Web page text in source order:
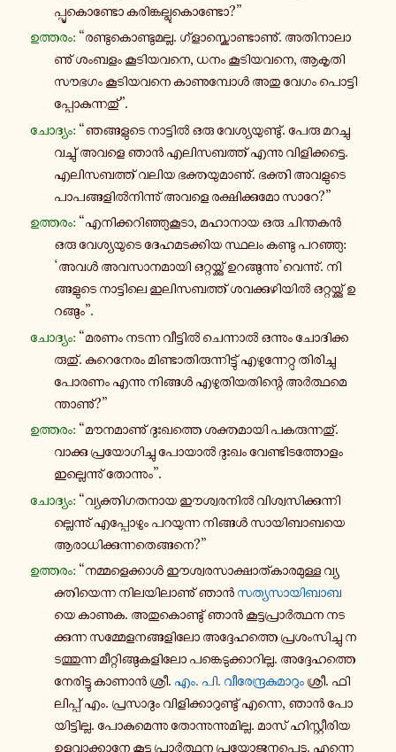
പ്പൂ­കൊ­ണ്ടോ ക­രി­ങ്ക­ല്ലു­കൊ­ണ്ടോ?”
ഉ­ത്ത­രം: “ര­ണ്ടു­കൊ­ണ്ടു­മ­ല്ല. ഗ്ളാ­സ്കൊ­ണ്ടാ­ണു്. അ­തി­നാ­ലാ­
ണു് ശംബളം കൂ­ടി­യ­വ­നെ, ധനം കൂ­ടി­യ­വ­നെ, ആ­കൃ­തി­
സൗ­ഭ­ഗം കൂ­ടി­യ­വ­നെ കാ­ണു­മ്പോൾ അതു വേഗം പൊ­ട്ടി­
പ്പോ­കു­ന്ന­തു്”.
ചോ­ദ്യം: “ഞ­ങ്ങ­ളു­ടെ നാ­ട്ടിൽ ഒരു വേ­ശ്യ­യു­ണ്ടു്. പേരു മ­റ­ച്ചു­
വ­ച്ചു് അവളെ ഞാൻ എ­ലി­സ­ബ­ത്ത് എന്നു വി­ളി­ക്ക­ട്ടെ.
എ­ലി­സ­ബ­ത്ത് വലിയ ഭ­ക്ത­യു­മാ­ണു്. ഭക്തി അ­വ­ളു­ടെ
പാ­പ­ങ്ങ­ളിൽ­നി­ന്നു് അവളെ ര­ക്ഷി­ക്കു­മോ സാറേ?”
ഉ­ത്ത­രം: “എ­നി­ക്ക­റി­ഞ്ഞു­കൂ­ടാ, മ­ഹാ­നാ­യ ഒരു ചി­ന്ത­കൻ
ഒരു വേ­ശ്യ­യു­ടെ ദേ­ഹ­മ­ട­ക്കി­യ സ്ഥലം കണ്ടു പ­റ­ഞ്ഞു:
‘അവൾ അ­വ­സാ­ന­മാ­യി ഒ­റ്റ­യ്ക്കു് ഉ­റ­ങ്ങു­ന്നു’വെ­ന്നു്. നി­
ങ്ങ­ളു­ടെ നാ­ട്ടി­ലെ ഇ­ലി­സ­ബ­ത്ത് ശ­വ­ക്കു­ഴി­യിൽ ഒ­റ്റ­യ്ക്കു് ഉ­
റ­ങ്ങും”.
ചോ­ദ്യം: “മരണം നടന്ന വീ­ട്ടിൽ ചെ­ന്നാൽ ഒ­ന്നും ചോ­ദി­ക്ക­
രു­തു്. കു­റെ­നേ­രം മി­ണ്ടാ­തി­രു­ന്നി­ട്ടു് എ­ഴു­ന്നേ­റ്റു തി­രി­ച്ചു
പോരണം എന്നു നി­ങ്ങൾ എ­ഴു­തി­യ­തി­ന്റെ അർ­ത്ഥ­മെ­
ന്താ­ണു്?”
ഉ­ത്ത­രം: “മൗ­ന­മാ­ണു് ദുഃ­ഖ­ത്തെ ശ­ക്ത­മാ­യി പ­ക­രു­ന്ന­തു്.
വാ­ക്കു പ്ര­യോ­ഗി­ച്ചു പോയാൽ ദുഃഖം വേ­ണ്ടി­ട­ത്തോ­ളം
ഇ­ല്ലെ­ന്നു് തോ­ന്നും”.
ചോ­ദ്യം: “വ്യ­ക്തി­ഗ­ത­നാ­യ ഈ­ശ്വ­ര­നിൽ വി­ശ്വ­സി­ക്കു­ന്നി­
ല്ലെ­ന്നു് എ­പ്പോ­ഴും പ­റ­യു­ന്ന നി­ങ്ങൾ സാ­യി­ബാ­ബ­യെ
ആ­രാ­ധി­ക്കു­ന്ന­തെ­ങ്ങ­നെ?”
ഉ­ത്ത­രം: “ന­മ്മ­ളെ­ക്കാൾ ഈ­ശ്വ­ര­സാ­ക്ഷാ­ത്കാ­ര­മു­ള്ള വ്യ­
ക്തി­യെ­ന്ന നി­ല­യി­ലാ­ണു് ഞാൻ സ­ത്യ­സാ­യി­ബാ­ബ
യെ കാണുക. അ­തു­കൊ­ണ്ടു് ഞാൻ കൂ­ട്ട­പ്രാർ­ത്ഥ­ന ന­ട­
ക്കു­ന്ന സ­മ്മേ­ള­ന­ങ്ങ­ളി­ലോ അ­ദ്ദേ­ഹ­ത്തെ പ്ര­ശം­സി­ച്ചു ന­
ട­ത്തു­ന്ന മീ­റ്റി­ങ്ങു­ക­ളി­ലോ പ­ങ്കെ­ടു­ക്കാ­റി­ല്ല. അ­ദ്ദേ­ഹ­ത്തെ
നേ­രി­ട്ടു കാണാൻ ശ്രീ. എം. പി. വീ­രേ­ന്ദ്ര­കു­മാ­റും ശ്രീ. ഫി­
ലി­പ്പ് എം. പ്ര­സാ­ദും വി­ളി­ക്കാ­റു­ണ്ടു് എന്നെ, ഞാൻ പോ­
യി­ട്ടി­ല്ല. പോ­കു­മെ­ന്നു തോ­ന്നു­ന്നു­മി­ല്ല. മാസ് ഹി­സ്റ്റീ­രി­യ
ഉ­ള­വാ­ക്കാ­നേ കൂട്ട പ്രാർ­ത്ഥ­ന പ്ര­യോ­ജ­ന­പ്പെ­ടൂ. എ­ന്നെ­